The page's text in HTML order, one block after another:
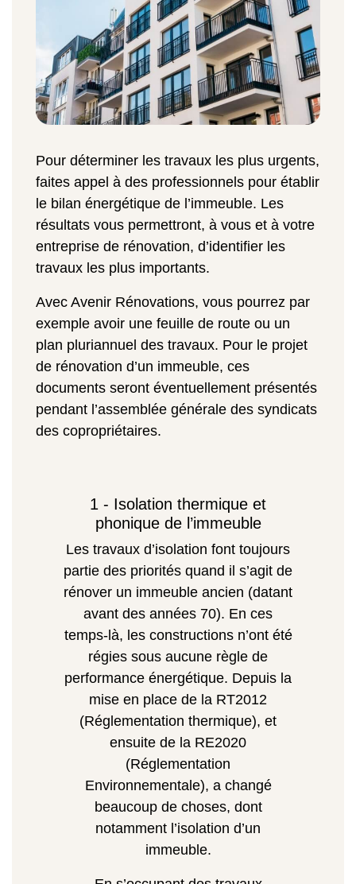
Pour déterminer les travaux les plus urgents,
faites appel à des professionnels pour établir
le bilan énergétique de l’immeuble. Les
résultats vous permettront, à vous et à votre
entreprise de rénovation, d’identifier les
travaux les plus importants.
Avec Avenir Rénovations, vous pourrez par
exemple avoir une feuille de route ou un
plan pluriannuel des travaux. Pour le projet
de rénovation d’un immeuble, ces
documents seront éventuellement présentés
pendant l’assemblée générale des syndicats
des copropriétaires.
1 - Isolation thermique et
phonique de l’immeuble
Les travaux d’isolation font toujours
partie des priorités quand il s’agit de
rénover un immeuble ancien (datant
avant des années 70). En ces
temps-là, les constructions n’ont été
régies sous aucune règle de
performance énergétique. Depuis la
mise en place de la RT2012
(Réglementation thermique), et
ensuite de la RE2020
(Réglementation
Environnementale), a changé
beaucoup de choses, dont
notamment l’isolation d’un
immeuble.